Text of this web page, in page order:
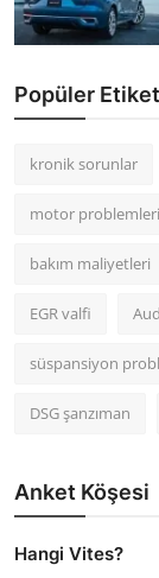
Popüler
kronik sorunlar
motor problemleri
bakım maliyetleri
EGR valfi
süspansiyon
DSG şanzıman
Anket Köşesi
Hangi Vites?